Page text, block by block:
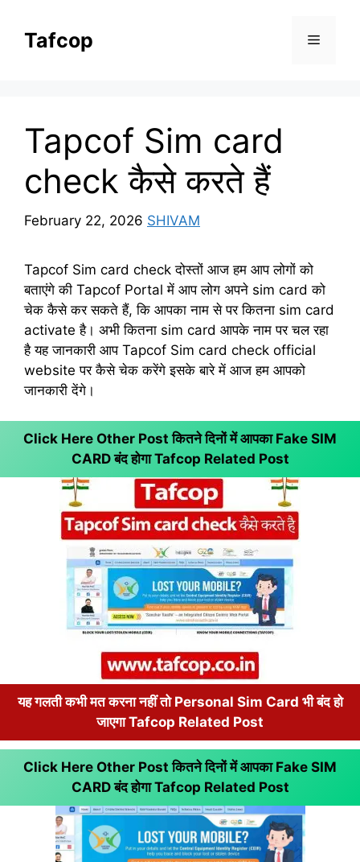
contentTafcop Menu
Tapcof Sim card
check कैसे करते हैं
February 22, 2026 SHIVAM
Tapcof Sim card check दोस्तों आज हम आप लोगों को
बताएंगे की Tapcof Portal में आप लोग अपने sim card को
चेक कैसे कर सकते हैं, कि आपका नाम से पर कितना sim card
activate है। अभी कितना sim card आपके नाम पर चल रहा
है यह जानकारी आप Tapcof Sim card check official
website पर कैसे चेक करेंगे इसके बारे में आज हम आपको
जानकारी देंगे।
Click Here Other Post कितने दिनों में आपका Fake SIM
CARD बंद होगाTafcop Related Post
यह गलती कभी मत करना नहीं तो Personal Sim Card भी बंद हो
जाएगा Tafcop Related Post
Click Here Other Post कितने दिनों में आपका Fake SIM
CARD बंद होगाTafcop Related Post